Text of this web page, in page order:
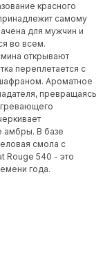
красного
самому
для мужчин и
во всем.
открывают
переплетается с
Ароматное
превращаясь
амбры. В базе
смола с
Rouge 540 - это
года.